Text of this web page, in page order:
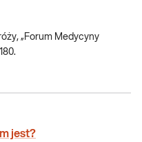
„Forum Medycyny
jest?